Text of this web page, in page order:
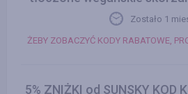
Zostało 1
ŻEBY ZOBACZYĆ KODY RABATOWE,
5% ZNIŻKI od SUNSKY KOD